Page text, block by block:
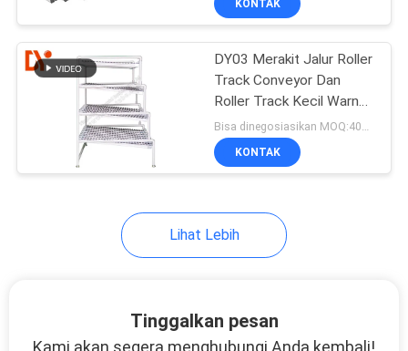
KONTAK
DY03 Merakit Jalur Roller
Track Conveyor Dan
Roller Track Kecil Warna
Kuning
Bisa dinegosiasikan MOQ:400 meter
KONTAK
Lihat Lebih
Tinggalkan pesan
Kami akan segera menghubungi Anda kembali!